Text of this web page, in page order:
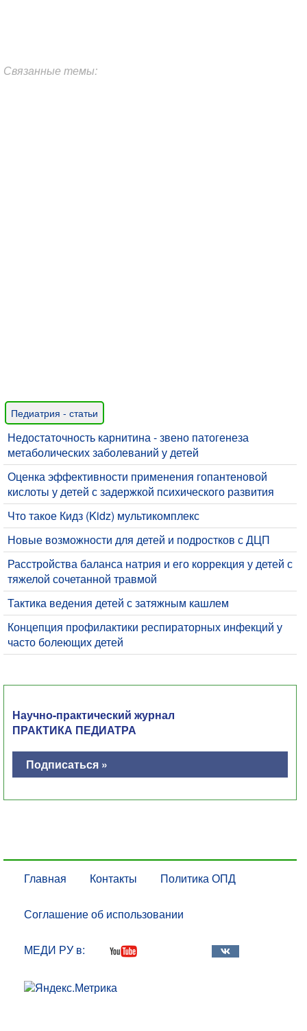
Связанные темы:
Педиатрия - статьи
Недостаточность карнитина - звено патогенеза
метаболических заболеваний у детей
Оценка эффективности применения гопантеновой
кислоты у детей с задержкой психического развития
Что такое Кидз (Kidz) мультикомплекс
​Новые возможности для детей и подростков с ДЦП
Расстройства баланса натрия и его коррекция у детей с
тяжелой сочетанной травмой
Тактика ведения детей с затяжным кашлем
Концепция профилактики респираторных инфекций у
часто болеющих детей
Научно-практический журнал
ПРАКТИКА ПЕДИАТРА
Подписаться »
Главная Контакты Политика ОПД
Соглашение об использовании
МЕДИ РУ в: